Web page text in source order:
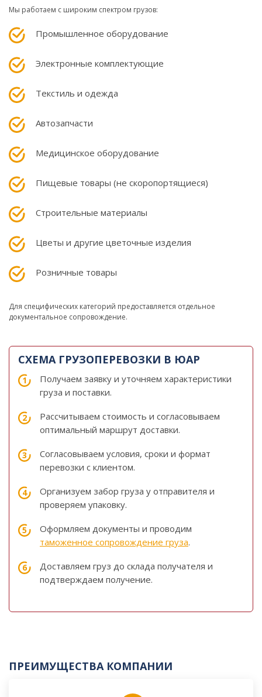
Мы работаем с широким спектром грузов:
Промышленное оборудование
Электронные комплектующие
Текстиль и одежда
Автозапчасти
Медицинское оборудование
Пищевые товары (не скоропортящиеся)
Строительные материалы
Цветы и другие цветочные изделия
Розничные товары
Для специфических категорий предоставляется отдельное
документальное сопровождение.
СХЕМА ГРУЗОПЕРЕВОЗКИ В ЮАР
Получаем заявку и уточняем характеристики
груза и поставки.
Рассчитываем стоимость и согласовываем
оптимальный маршрут доставки.
Согласовываем условия, сроки и формат
перевозки с клиентом.
Организуем забор груза у отправителя и
проверяем упаковку.
Оформляем документы и проводим
таможенное сопровождение груза.
Доставляем груз до склада получателя и
подтверждаем получение.
ПРЕИМУЩЕСТВА КОМПАНИИ